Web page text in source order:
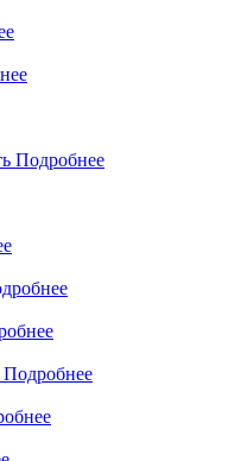
Подробнее
Подробнее